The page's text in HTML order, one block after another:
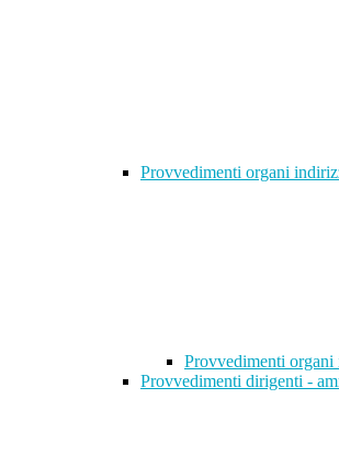
Provvedimenti organi
Provvedimenti
Provvedimenti dirigenti -